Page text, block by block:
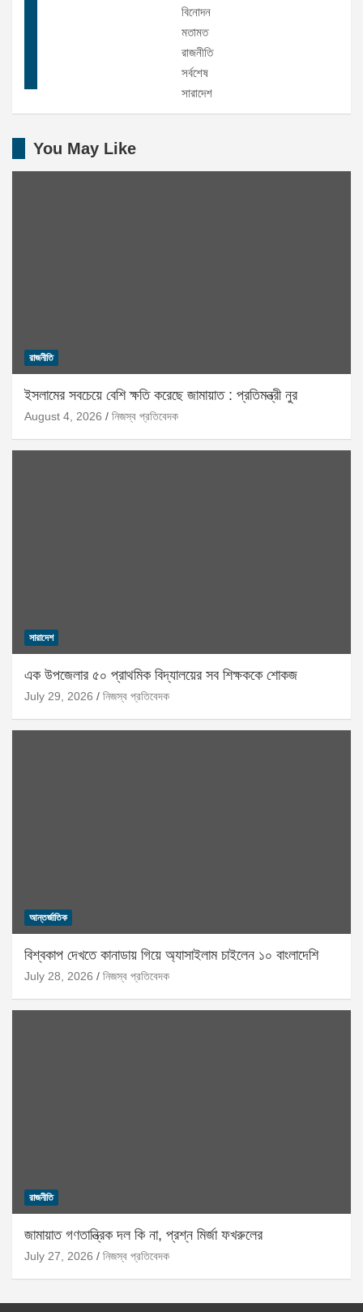
বিনোদন
মতামত
রাজনীতি
সর্বশেষ
সারাদেশ
You May Like
রাজনীতি
ইসলামের সবচেয়ে বেশি ক্ষতি করেছে জামায়াত : প্রতিমন্ত্রী নুর
August 4, 2026 নিজস্ব প্রতিবেদক
সারাদেশ
এক উপজেলার ৫০ প্রাথমিক বিদ্যালয়ের সব শিক্ষককে শোকজ
July 29, 2026 নিজস্ব প্রতিবেদক
আন্তর্জাতিক
বিশ্বকাপ দেখতে কানাডায় গিয়ে অ্যাসাইলাম চাইলেন ১০ বাংলাদেশি
July 28, 2026 নিজস্ব প্রতিবেদক
রাজনীতি
জামায়াত গণতান্ত্রিক দল কি না, প্রশ্ন মির্জা ফখরুলের
July 27, 2026 নিজস্ব প্রতিবেদক